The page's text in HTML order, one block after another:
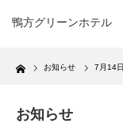
鴨方グリーンホテル
Home お知らせ 7月14
お知らせ